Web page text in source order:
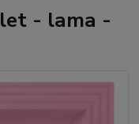
- lama -